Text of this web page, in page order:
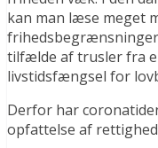
kan man læse meget
tilfælde af trusler fra
livstidsfængsel for
Derfor har
opfattelse af